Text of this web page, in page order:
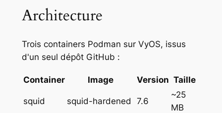
Architecture
Trois containers Podman sur VyOS, issus
d'un seul dépôt GitHub :
Container Image Version Taille
squid squid-hardened 7.6
~25
MB